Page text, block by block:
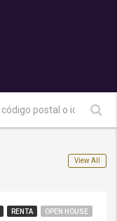
View All
RENTA OPEN HOUSE